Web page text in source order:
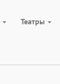
Театры